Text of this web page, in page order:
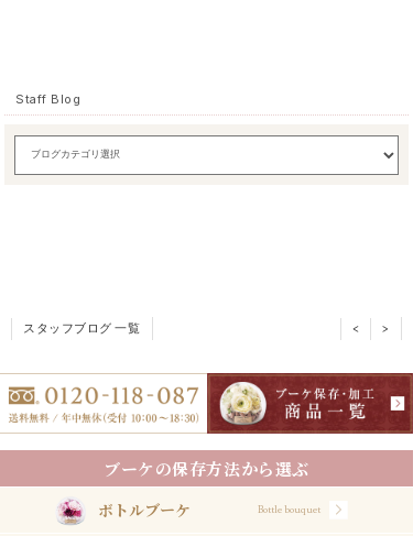
Staff Blog
スタッフブログ 一覧 < >
ブーケの保存方法から選ぶ
ボトルブーケ Bottle bouquet